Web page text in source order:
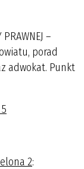
–
porad
adwokat. Punkt
2: